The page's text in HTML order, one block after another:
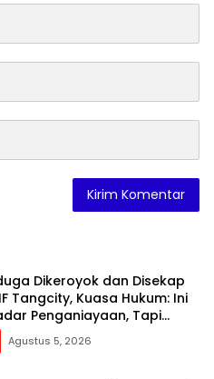
Dikeroyok dan Disekap
Tangcity, Kuasa Hukum: Ini
Penganiayaan, Tapi
Pers
Agustus 5, 2026